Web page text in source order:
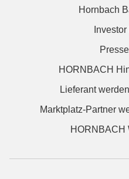
Hornbach
HORNBACH
Lieferant
Marktplatz-Partner
HORNBACH